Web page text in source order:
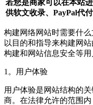
若您是商家可以在本站进
供软文收录、PayPal代
构建网络网站时需要什
以目的和指导来构建网
构建和网站信息安全等用
1。用户体验
用户体验是网站结构的
商。在法律允许的范围